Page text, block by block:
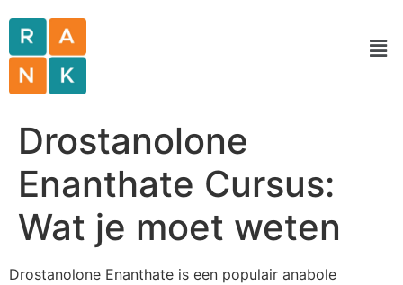
Drostanolone
Enanthate Cursus:
Wat je moet weten
Drostanolone Enanthate is een populair anabole